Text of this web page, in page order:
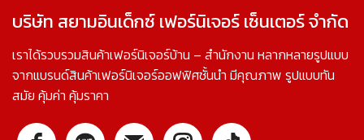
บริษัท สยามอินเด็กซ์ เฟอร์นิเจอร์ เซ็นเตอร์ จำกัด
เราได้รวบรวมสินค้าเฟอร์นิเจอร์บ้าน – สำนักงาน หลากหลายรูปแบบ
จากแบรนด์สินค้าเฟอร์นิเจอร์ออฟฟิศชั้นนำ มีคุณภาพ รูปแบบทัน
สมัย คุ้มค่า คุ้มราคา